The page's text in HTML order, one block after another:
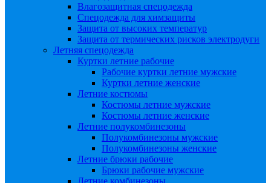
Влагозащитная спецодежда
Спецодежда для химзащиты
Защита от высоких температур
Защита от термических рисков электродуги
Летняя спецодежда
Куртки летние рабочие
Рабочие куртки летние мужские
Куртки летние женские
Летние костюмы
Костюмы летние мужские
Костюмы летние женские
Летние полукомбинезоны
Полукомбинезоны мужские
Полукомбинезоны женские
Летние брюки рабочие
Брюки рабочие мужские
Летние комбинезоны